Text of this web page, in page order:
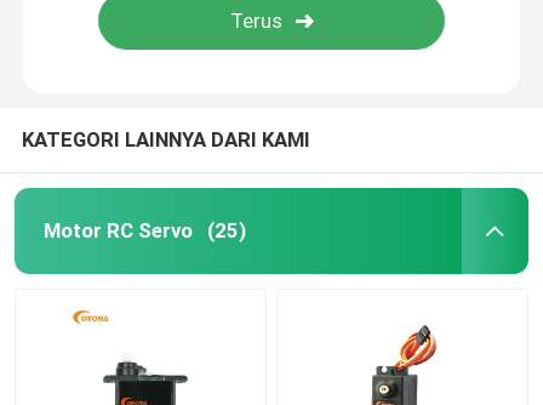
KATEGORI LAINNYA DARI KAMI
Motor RC Servo (25)